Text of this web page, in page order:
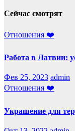
Сейчас смотрят
Отношения ❤️
Работа в Латвии:
Фев 25, 2023 admin
Отношения ❤️
Украшение для